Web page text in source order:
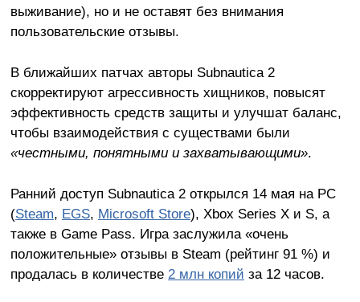
выживание), но и не оставят без внимания
пользовательские отзывы.
В ближайших патчах авторы Subnautica 2
скорректируют агрессивность хищников, повысят
эффективность средств защиты и улучшат баланс,
чтобы взаимодействия с существами были
«честными, понятными и захватывающими».
Ранний доступ Subnautica 2 открылся 14 мая на PC
(Steam, EGS, Microsoft Store), Xbox Series X и S, а
также в Game Pass. Игра заслужила «очень
положительные» отзывы в Steam (рейтинг 91 %) и
продалась в количестве 2 млн копий за 12 часов.